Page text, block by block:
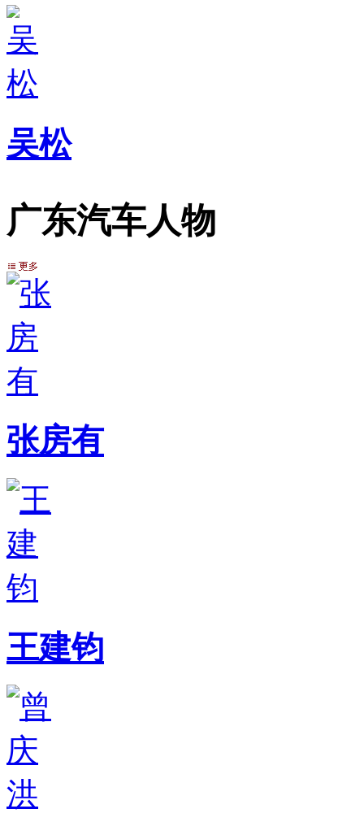
吴松
广东汽车人物
张房有
王建钧